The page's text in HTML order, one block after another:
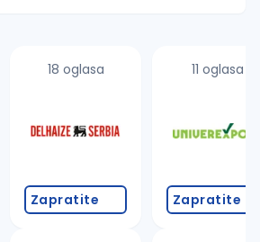
greške (koristite č, ć, š, đ,
filtere pretrage
18 oglasa
Zapratite
11 oglasa
Zapratite